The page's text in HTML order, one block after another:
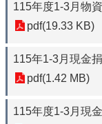
115年度1-3月物
pdf(19.33 KB)
115年1-3月現金
pdf(1.42 MB)
115年度1-3月現